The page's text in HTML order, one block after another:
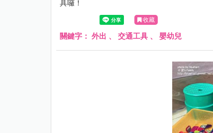
具囉！
收藏
關鍵字： 外出 、 交通工具 、 嬰幼兒